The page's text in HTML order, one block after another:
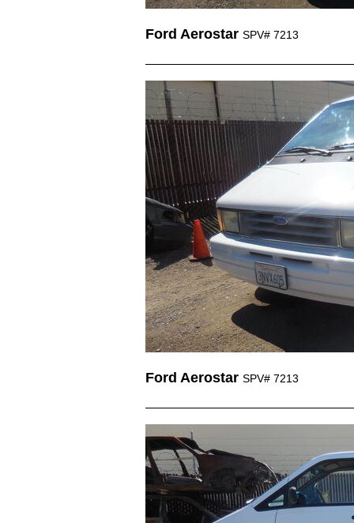
Ford Aerostar SPV# 7213
Ford Aerostar SPV# 7213